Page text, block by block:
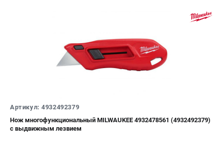
Артикул: 4932492379
Нож многофункциональный MILWAUKEE 4932478561 (4932492379)
с выдвижным лезвием